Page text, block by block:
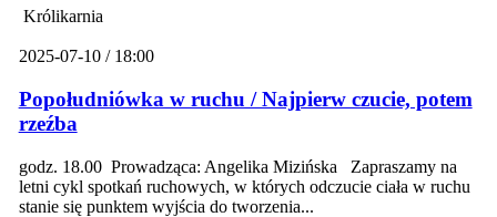
Królikarnia
2025-07-10 / 18:00
Popołudniówka w ruchu / Najpierw czucie, potem
rzeźba
godz. 18.00 Prowadząca: Angelika Mizińska Zapraszamy na
letni cykl spotkań ruchowych, w których odczucie ciała w ruchu
stanie się punktem wyjścia do tworzenia...